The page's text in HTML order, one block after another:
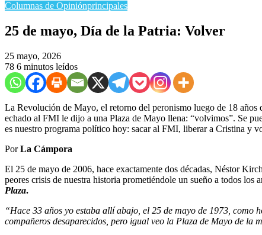
Columnas de Opiniónprincipales
25 de mayo, Día de la Patria: Volver
25 mayo, 2026
78 6 minutos leídos
La Revolución de Mayo, el retorno del peronismo luego de 18
echado al FMI le dijo a una Plaza de Mayo llena: “volvimos”. Se
es nuestro programa político hoy: sacar al FMI, liberar a Cristina y
PorLa Cámpora
El 25 de mayo de 2006, hace exactamente dos décadas, Néstor
peores crisis de nuestra historia prometiéndole un sueño a todos
Plaza.
“Hace 33 años yo estaba allí abajo, el 25 de mayo de 1973, como
compañeros desaparecidos, pero igual veo la Plaza de Mayo de la